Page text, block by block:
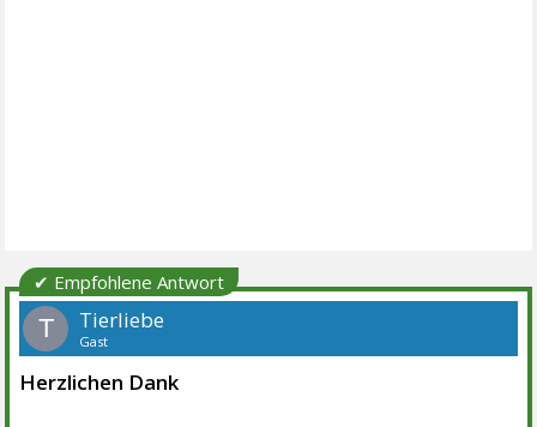
✔ Empfohlene Antwort
T Tierliebe
Gast
Herzlichen Dank